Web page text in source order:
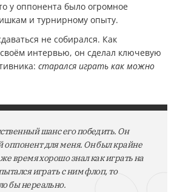
у оппонента было огромное
и турнирному опыту.
не собирался. Как
интервью, он сделал ключевую
старался играть как можно
шанс его победить. Он
для меня. Он был крайне
же время хорошо знал как играть на
играть с ним флоп, то
бы нереально.